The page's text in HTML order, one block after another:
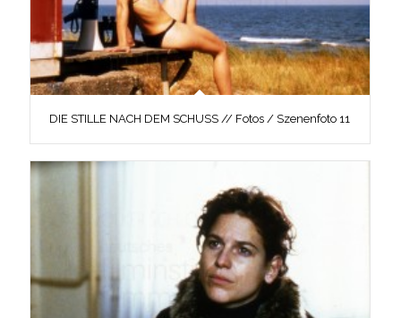
DIE STILLE NACH DEM SCHUSS // Fotos / Szenenfoto 11